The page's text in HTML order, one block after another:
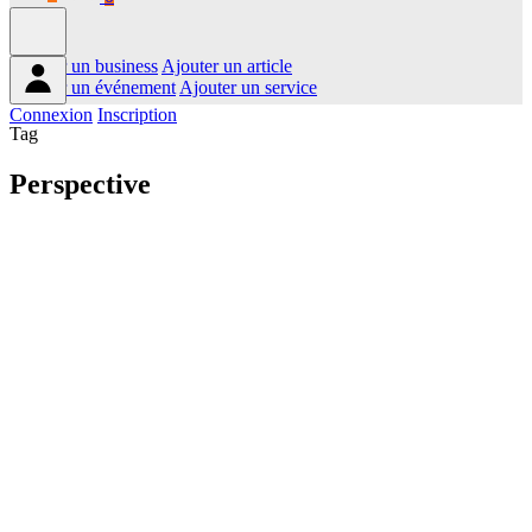
Ajouter un business Ajouter un article
Ajouter un événement Ajouter un service
Connexion Inscription
Tag
Perspective